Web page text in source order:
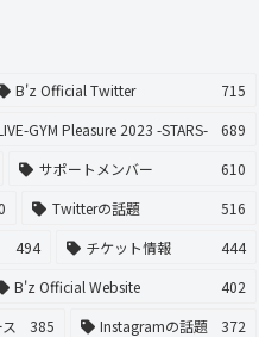
B'z Official Twitter
715
GYM Pleasure 2023 -STARS-
689
サポートメンバー
610
Twitterの話題
516
494 チケット情報
444
B'z Official Website
402
385 Instagramの話題
372